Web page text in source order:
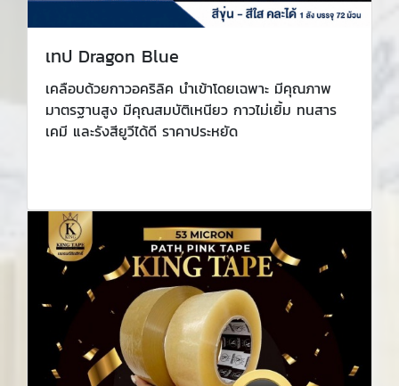
เทป Dragon Blue
เคลือบด้วยกาวอคริลิค นำเข้าโดยเฉพาะ มีคุณภาพ
มาตรฐานสูง มีคุณสมบัติเหนียว กาวไม่เยิ้ม ทนสาร
เคมี และรังสียูวีได้ดี ราคาประหยัด